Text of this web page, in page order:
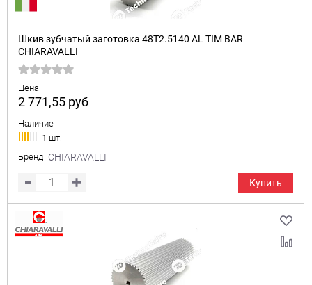
Шкив зубчатый заготовка 48T2.5140 AL TIM BAR
CHIARAVALLI
Цена
2 771,55 руб
Наличие
1 шт.
Бренд CHIARAVALLI
Купить